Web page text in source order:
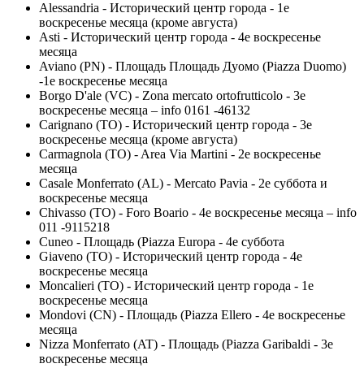
Alessandria - Исторический центр города - 1е
воскресенье месяца (кроме августа)
Asti - Исторический центр города - 4е воскресенье
месяца
Aviano (PN) - Площадь Площадь Дуомо (Piazza Duomo)
-1е воскресенье месяца
Borgo D'ale (VC) - Zona mercato ortofrutticolo - 3е
воскресенье месяца – info 0161 -46132
Carignano (TO) - Исторический центр города - 3е
воскресенье месяца (кроме августа)
Carmagnola (TO) - Area Via Martini - 2е воскресенье
месяца
Casale Monferrato (AL) - Mercato Pavia - 2е суббота и
воскресенье месяца
Chivasso (TO) - Foro Boario - 4е воскресенье месяца – info
011 -9115218
Cuneo - Площадь (Piazza Europa - 4е суббота
Giaveno (TO) - Исторический центр города - 4е
воскресенье месяца
Moncalieri (TO) - Исторический центр города - 1е
воскресенье месяца
Mondovi (CN) - Площадь (Piazza Ellero - 4е воскресенье
месяца
Nizza Monferrato (AT) - Площадь (Piazza Garibaldi - 3е
воскресенье месяца